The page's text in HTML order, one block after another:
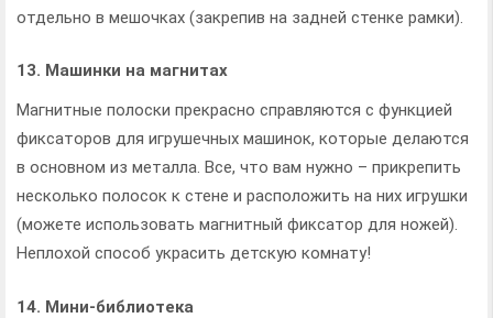
отдельно в мешочках (закрепив на задней стенке рамки).
13. Машинки на магнитах
Магнитные полоски прекрасно справляются с функцией
фиксаторов для игрушечных машинок, которые делаются
в основном из металла. Все, что вам нужно – прикрепить
несколько полосок к стене и расположить на них игрушки
(можете использовать магнитный фиксатор для ножей).
Неплохой способ украсить детскую комнату!
14. Мини-библиотека